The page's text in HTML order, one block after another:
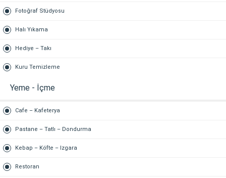
Fotoğraf Stüdyosu
Halı Yıkama
Hediye – Takı
Kuru Temizleme
Yeme - İçme
Cafe – Kafeterya
Pastane – Tatlı – Dondurma
Kebap – Köfte – Izgara
Restoran